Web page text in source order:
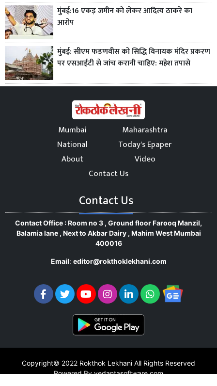
मुंबई:16 एकड़ जमीन को लेकर आदित्य ठाकरे का
आरोप
मुंबई: सीएम फडणवीस को सिद्धि विनायक मंदिर प्रकरण
पर एसआईटी से जांच करानी चाहिए: महेश तपासे
Mumbai
Maharashtra
National
Today's Epaper
About
Video
Contact Us
Contact Us
Contact Office : Room no 3 , Ground floor Farooq Manzil,
Balamia lane , Next to Akbar Dairy , Mahim West Mumbai
400016
Email: editor@rokthoklekhani.com
Copyright© 2022 Rokthok Lekhani All Rights Reserved
Powered By vedantasoftware.com